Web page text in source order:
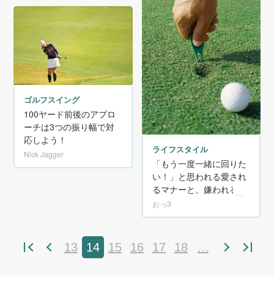
ゴルフスイング
100ヤード前後のアプロ
ーチは3つの振り幅で対
応しよう！
Nick Jagger ライフスタイル
「もう一度一緒に回りた
い！」と思われる愛され
るマナーと、嫌われる行
動・態度
おっ3
13 14 15 16 17 18 ...